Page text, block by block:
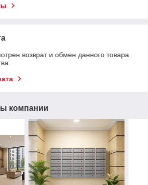
возврат и обмен данного товара
компании